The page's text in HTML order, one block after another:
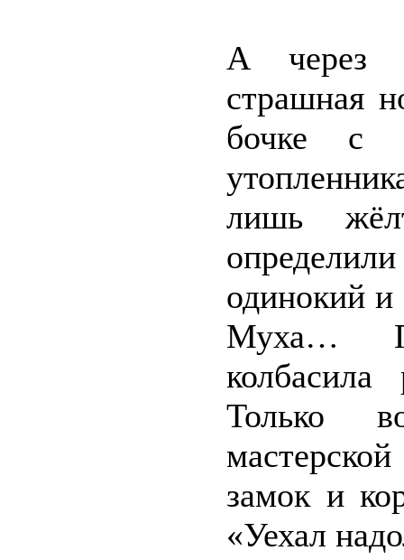
А через
страшная
бочке с
лишь
одинокий
Муха…
Только
замок и
«Уехал